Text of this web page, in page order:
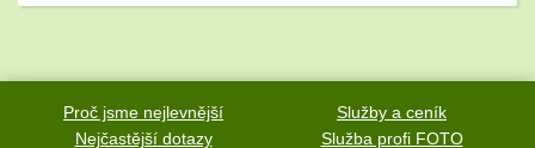
Proč jsme nejlevnější
Služby a ceník
Nejčastější dotazy
Služba profi FOTO